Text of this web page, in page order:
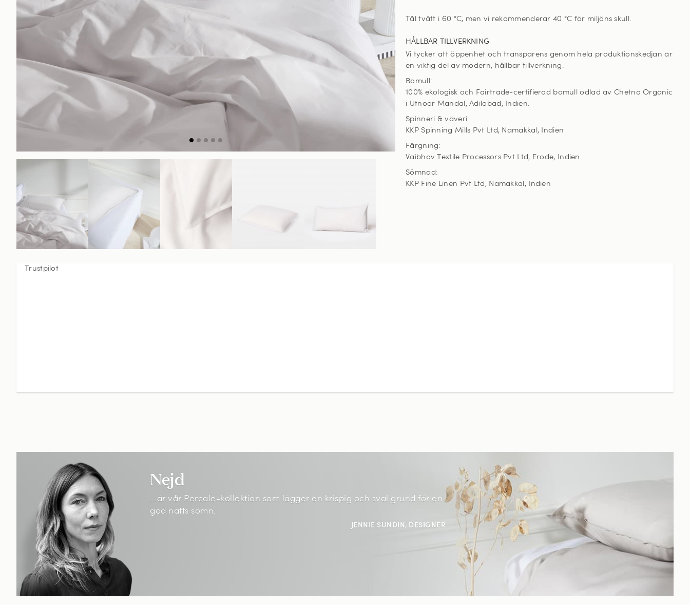
Tål tvätt i 60 °C, men vi rekommenderar 40 °C för miljöns skull .
HÅLLBAR TILLVERKNING
Vi tycker att öppenhet och transparens genom hela produktionskedjan är
en viktig del av modern, hållbar tillverkning.
Bomull:
100% ekologisk och Fairtrade-certifierad bomull odlad av Chetna Organic
i Utnoor Mandal, Adilabad, Indien.
Spinneri & väveri:
KKP Spinning Mills Pvt Ltd, Namakkal, Indien
Färgning:
Vaibhav Textile Processors Pvt Ltd, Erode, Indien
Sömnad:
KKP Fine Linen Pvt Ltd, Namakkal, Indien
Trustpilot
Nejd
...är vår Percale-kollektion som lägger en krispig och sval grund för en
god natts sömn.
JENNIE SUNDIN, DESIGNER